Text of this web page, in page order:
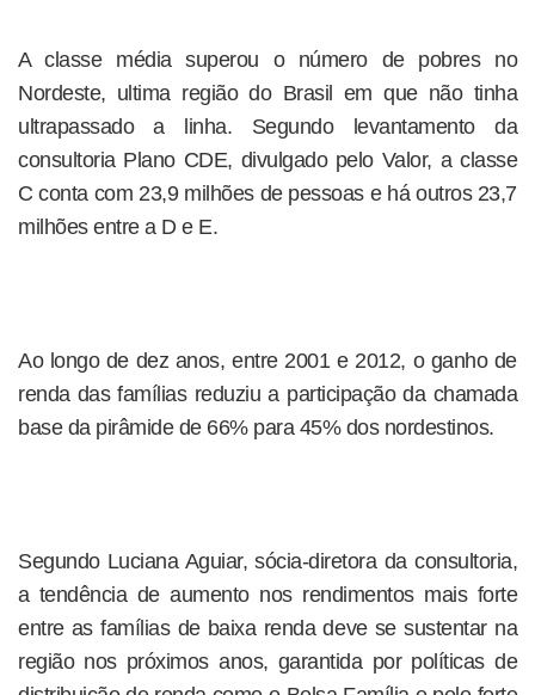
A classe média superou o número de pobres no
Nordeste, ultima região do Brasil em que não tinha
ultrapassado a linha. Segundo levantamento da
consultoria Plano CDE, divulgado pelo Valor, a classe
C conta com 23,9 milhões de pessoas e há outros 23,7
milhões entre a D e E.
Ao longo de dez anos, entre 2001 e 2012, o ganho de
renda das famílias reduziu a participação da chamada
base da pirâmide de 66% para 45% dos nordestinos.
Segundo Luciana Aguiar, sócia-diretora da consultoria,
a tendência de aumento nos rendimentos mais forte
entre as famílias de baixa renda deve se sustentar na
região nos próximos anos, garantida por políticas de